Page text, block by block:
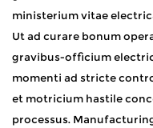
ministerium vitae
Ut ad curare bonum
gravibus-officium
momenti ad stricte
et motricium hastile
processus.